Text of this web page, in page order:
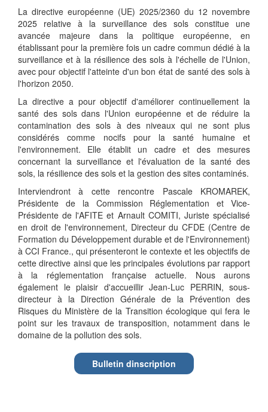
La directive européenne (UE) 2025/2360 du 12 novembre
2025 relative à la surveillance des sols constitue une
avancée majeure dans la politique européenne, en
établissant pour la première fois un cadre commun dédié à la
surveillance et à la résilience des sols à l'échelle de l'Union,
avec pour objectif l'atteinte d'un bon état de santé des sols à
l'horizon 2050.
La directive a pour objectif d'améliorer continuellement la
santé des sols dans l'Union européenne et de réduire la
contamination des sols à des niveaux qui ne sont plus
considérés comme nocifs pour la santé humaine et
l'environnement. Elle établit un cadre et des mesures
concernant la surveillance et l'évaluation de la santé des
sols, la résilience des sols et la gestion des sites contaminés.
Interviendront à cette rencontre Pascale KROMAREK,
Présidente de la Commission Réglementation et Vice-
Présidente de l'AFITE et Arnault COMITI, Juriste spécialisé
en droit de l'environnement, Directeur du CFDE (Centre de
Formation du Développement durable et de l'Environnement)
à CCI France., qui présenteront le contexte et les objectifs de
cette directive ainsi que les principales évolutions par rapport
à la réglementation française actuelle. Nous aurons
également le plaisir d'accueillir Jean-Luc PERRIN, sous-
directeur à la Direction Générale de la Prévention des
Risques du Ministère de la Transition écologique qui fera le
point sur les travaux de transposition, notamment dans le
domaine de la pollution des sols.
Bulletin dinscription